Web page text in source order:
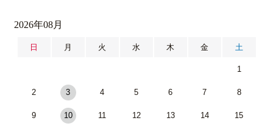
2026年08月
日 月 火 水 木 金 土
1
2 3 4 5 6 7 8
9 10 11 12 13 14 15